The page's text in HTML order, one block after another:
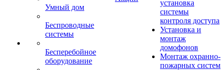
Умный дом
Беспроводные
системы
Бесперебойное
оборудование
установка
системы
контроля доступа
Установка и
монтаж
домофонов
Монтаж охранно-
пожарных систем